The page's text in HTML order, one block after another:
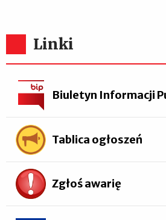
Linki
Biuletyn Informacji
Tablica ogłoszeń
Zgłoś awarię